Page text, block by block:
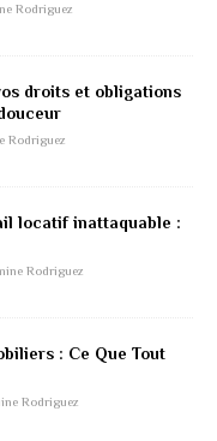
Rodriguez
droits et obligations
Rodriguez
locatif inattaquable :
Rodriguez
: Ce Que Tout
Rodriguez